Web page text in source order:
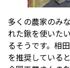
多くの農家のみ
れた鍬を使いた
るそうです。相
を推奨している